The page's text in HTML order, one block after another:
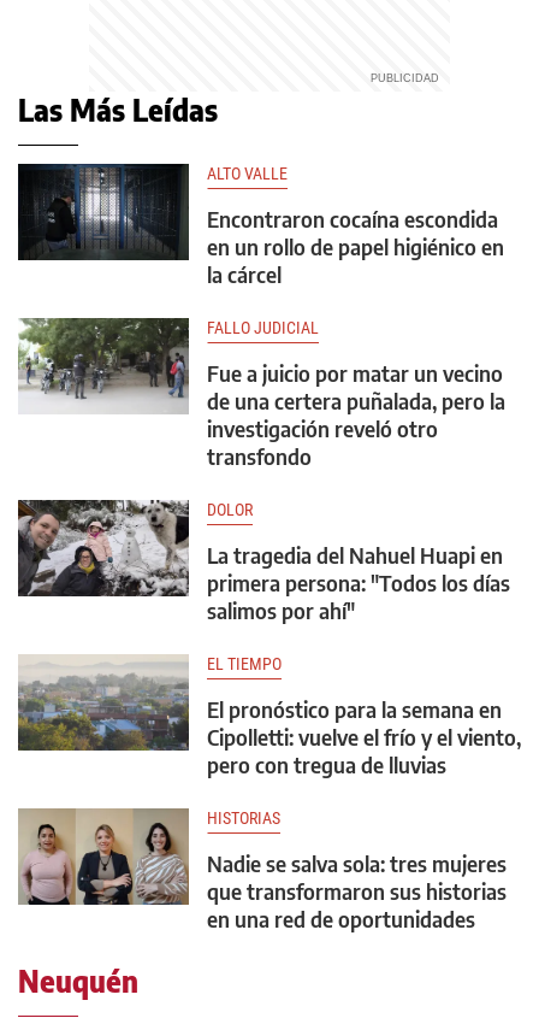
Las Más Leídas
ALTO VALLE
Encontraron cocaína escondida
en un rollo de papel higiénico en
la cárcel
FALLO JUDICIAL
Fue a juicio por matar un vecino
de una certera puñalada, pero la
investigación reveló otro
transfondo
DOLOR
La tragedia del Nahuel Huapi en
primera persona: "Todos los días
salimos por ahí"
EL TIEMPO
El pronóstico para la semana en
Cipolletti: vuelve el frío y el viento,
pero con tregua de lluvias
HISTORIAS
Nadie se salva sola: tres mujeres
que transformaron sus historias
en una red de oportunidades
Neuquén